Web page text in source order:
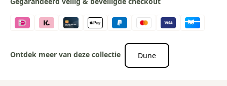
Ontdek meer van deze collectie Dune